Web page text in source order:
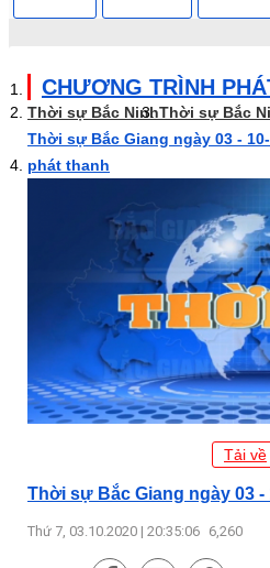
CHƯƠNG TRÌNH
Thời sự Bắc NinhThời sự Bắc
Thời sự Bắc Giang ngày 03 -
phát thanh
Tải về
Thời sự Bắc Giang ngày 03 -
Thứ 7, 03.10.2020 | 20:35:06 6,260